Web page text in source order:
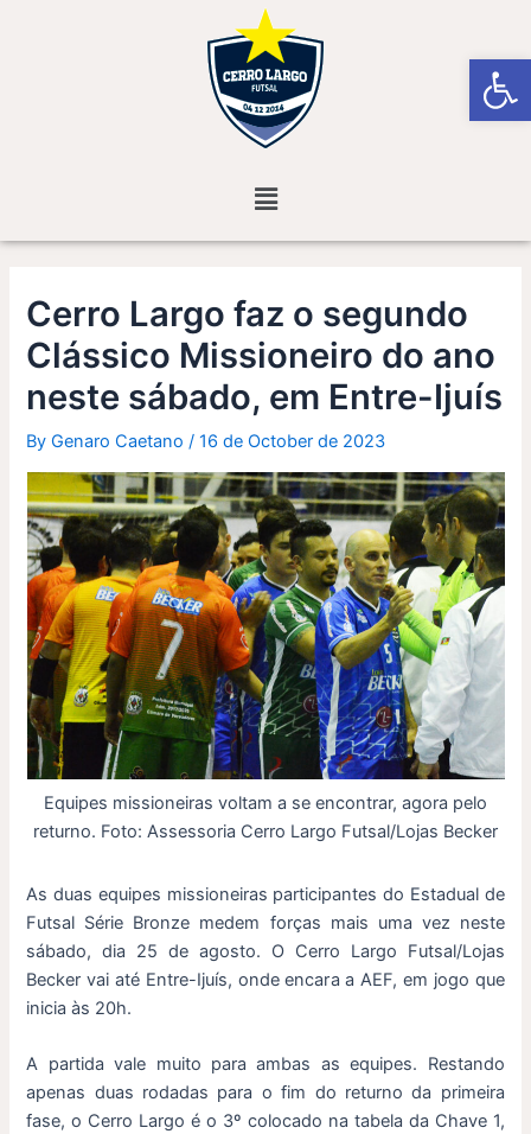
Menu
Cerro Largo faz o segundo
Clássico Missioneiro do ano
neste sábado, em Entre-Ijuís
ByGenaro Caetano/16 de October de 2023
Equipes missioneiras voltam a se encontrar, agora pelo
returno. Foto: Assessoria Cerro Largo Futsal/Lojas Becker
As duas equipes missioneiras participantes do Estadual de
Futsal Série Bronze medem forças mais uma vez neste
sábado, dia 25 de agosto. O Cerro Largo Futsal/Lojas
Becker vai até Entre-Ijuís, onde encara a AEF, em jogo que
inicia às 20h.
A partida vale muito para ambas as equipes. Restando
apenas duas rodadas para o fim do returno da primeira
fase, o Cerro Largo é o 3º colocado na tabela da Chave 1,